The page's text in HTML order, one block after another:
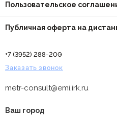
Пользовательское
Публичная оферта на
+7 (3952) 288-200
Заказать звонок
metr-consult@emi.irk.ru
Ваш город